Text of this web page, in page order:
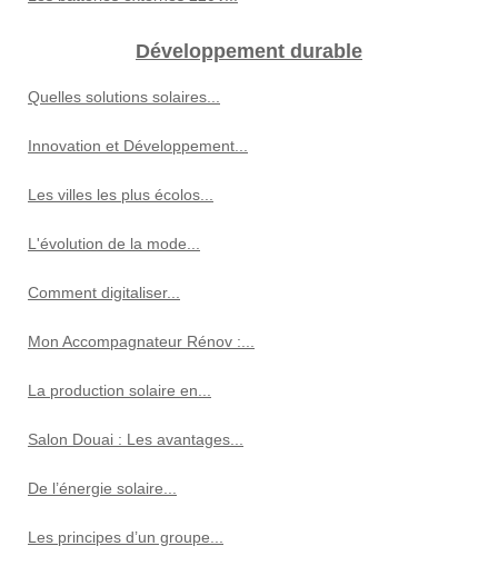
Développement durable
Quelles solutions solaires...
Innovation et Développement...
Les villes les plus écolos...
L'évolution de la mode...
Comment digitaliser...
Mon Accompagnateur Rénov :...
La production solaire en...
Salon Douai : Les avantages...
De l’énergie solaire...
Les principes d’un groupe...